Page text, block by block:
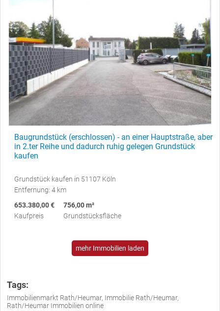
Baugrundstück (erschlossen) - an einer Hauptstraße, aber
in 2.ter Reihe und dadurch ruhig gelegen Grundstück
kaufen
Grundstück kaufen in 51107 Köln
Entfernung: 4 km
653.380,00 €
Kaufpreis
756,00 m²
Grundstücksfläche
mehr Immobilien laden
Tags:
Immobilienmarkt Rath/Heumar, Immobilie Rath/Heumar,
Rath/Heumar Immobilien online